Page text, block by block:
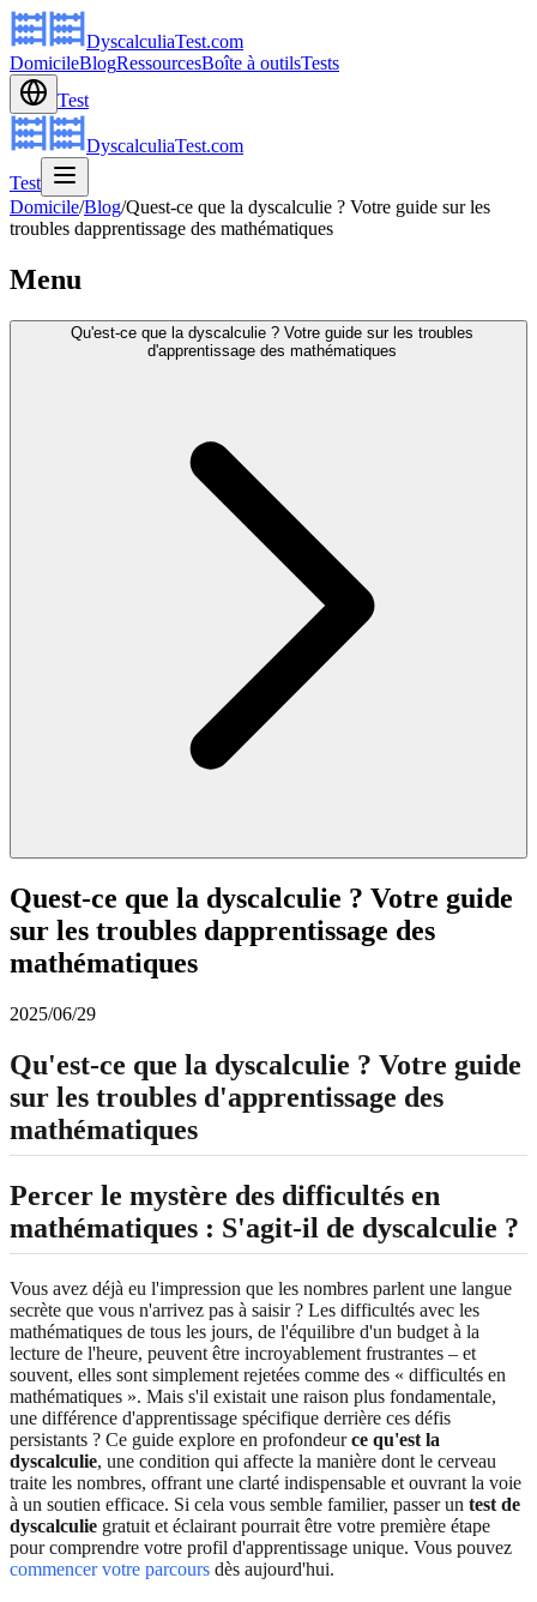
DyscalculiaTest.com
DomicileBlogRessourcesBoîte à outilsTests
Test
DyscalculiaTest.com
Test
Domicile/Blog/Quest-ce que la dyscalculie ? Votre guide sur les
troubles dapprentissage des mathématiques
Menu
Qu'est-ce que la dyscalculie ? Votre guide sur les troubles
d'apprentissage des mathématiques
Quest-ce que la dyscalculie ? Votre guide
sur les troubles dapprentissage des
mathématiques
2025/06/29
Qu'est-ce que la dyscalculie ? Votre guide
sur les troubles d'apprentissage des
mathématiques
Percer le mystère des difficultés en
mathématiques : S'agit-il de dyscalculie ?
Vous avez déjà eu l'impression que les nombres parlent une langue
secrète que vous n'arrivez pas à saisir ? Les difficultés avec les
mathématiques de tous les jours, de l'équilibre d'un budget à la
lecture de l'heure, peuvent être incroyablement frustrantes – et
souvent, elles sont simplement rejetées comme des « difficultés en
mathématiques ». Mais s'il existait une raison plus fondamentale,
une différence d'apprentissage spécifique derrière ces défis
persistants ? Ce guide explore en profondeurce qu'est la
dyscalculie, une condition qui affecte la manière dont le cerveau
traite les nombres, offrant une clarté indispensable et ouvrant la voie
à un soutien efficace. Si cela vous semble familier, passer un test de
dyscalculie gratuit et éclairant pourrait être votre première étape
pour comprendre votre profil d'apprentissage unique. Vous pouvez
commencer votre parcours dès aujourd'hui.